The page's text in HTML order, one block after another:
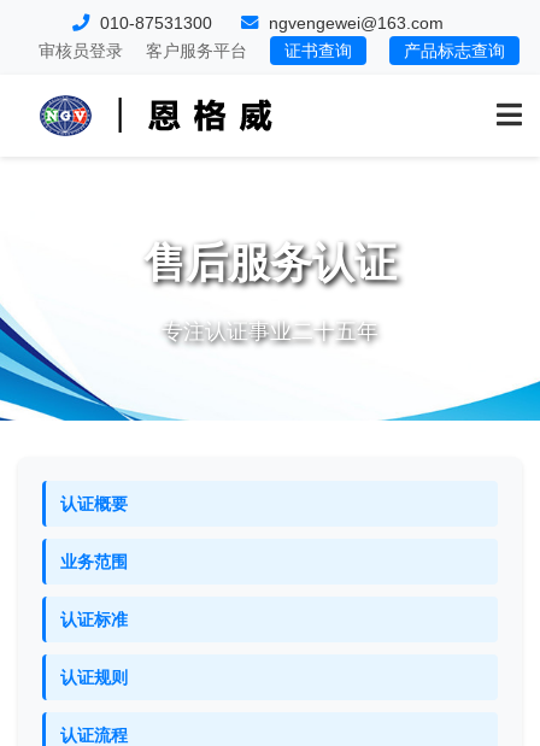
010-87531300
ngvengewei@163.com
审核员登录
客户服务平台 证书查询 产品标志查询
售后服务认证
专注认证事业二十五年
认证概要
业务范围
认证标准
认证规则
认证流程